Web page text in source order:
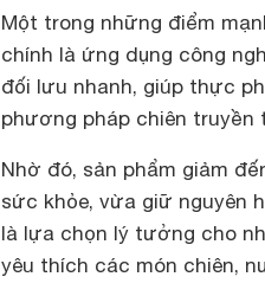
Một trong những điểm
chính là ứng dụng công
đối lưu nhanh, giúp thực
phương pháp chiên truyền
Nhờ đó, sản phẩm giảm
sức khỏe, vừa giữ nguyên
là lựa chọn lý tưởng cho
yêu thích các món chiên,